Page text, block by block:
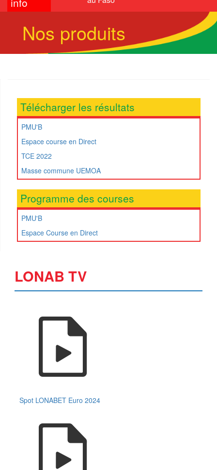
Nos produits
Télécharger les résultats
PMU'B
Espace course en Direct
TCE 2022
Masse commune UEMOA
Programme des courses
PMU'B
Espace Course en Direct
LONAB TV
Spot LONABET Euro 2024